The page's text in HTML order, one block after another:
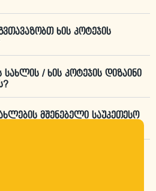
ხის კოტეჯის
სახლის / ხის კოტეჯის დიზაინი
მშენებელი საუკეთესო
პროექტი